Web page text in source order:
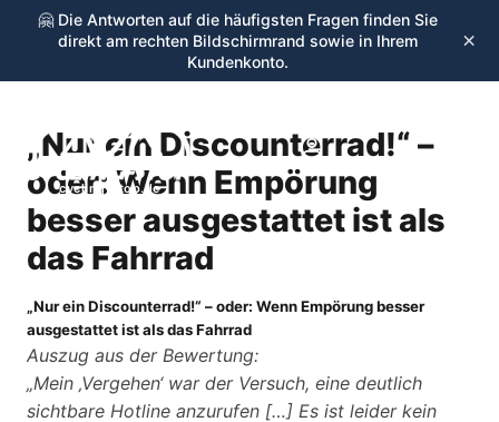
🤗 Die Antworten auf die häufigsten Fragen finden Sie
direkt am rechten Bildschirmrand sowie in Ihrem
Kundenkonto.
×
cycling-stop.de
„Nur ein Discounterrad!“ –
oder: Wenn Empörung
besser ausgestattet ist als
das Fahrrad
„Nur ein Discounterrad!“ – oder: Wenn Empörung besser
ausgestattet ist als das Fahrrad
Auszug aus der Bewertung:
„Mein ‚Vergehen‘ war der Versuch, eine deutlich
sichtbare Hotline anzurufen […] Es ist leider kein